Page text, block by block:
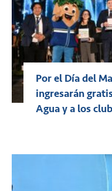
Por el Día del
ingresarán
Agua y a los